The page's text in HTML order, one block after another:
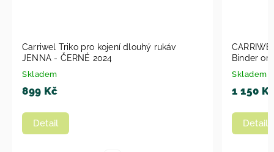
Carriwel Triko pro kojení dlouhý rukáv
JENNA - ČERNÉ 2024
Skladem
899 Kč
Detail
Binder
Skladem
1 150
Detail